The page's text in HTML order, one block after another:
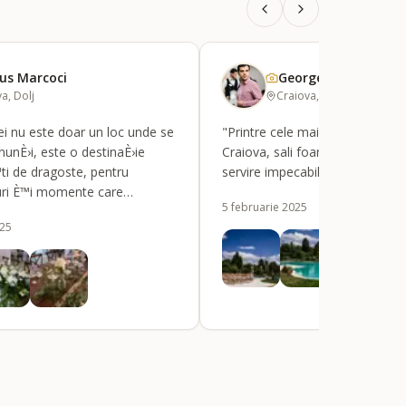
Marcoci
Dolj
nu este doar un loc unde se
este o destinaÈ›ie
de dragoste, pentru
È™i momente care
È™i suflet romÃ¢nesc.
mereu zÃ¢mbitor, face ca
firesc â€” ca Ã®ntr-o zi
aÈ™a cum ai visat. Iar
coloreazÄƒ cerul peste
transformÃ¢nd fiecare
George Secu
Craiova, Dolj
"Printre cele mai frumoase
Craiova, sali foarte mari
servire impecabila, mancare
5 februarie 2025